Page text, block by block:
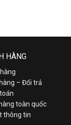
HÀNG
– Đổi trả
toàn quốc
thông tin